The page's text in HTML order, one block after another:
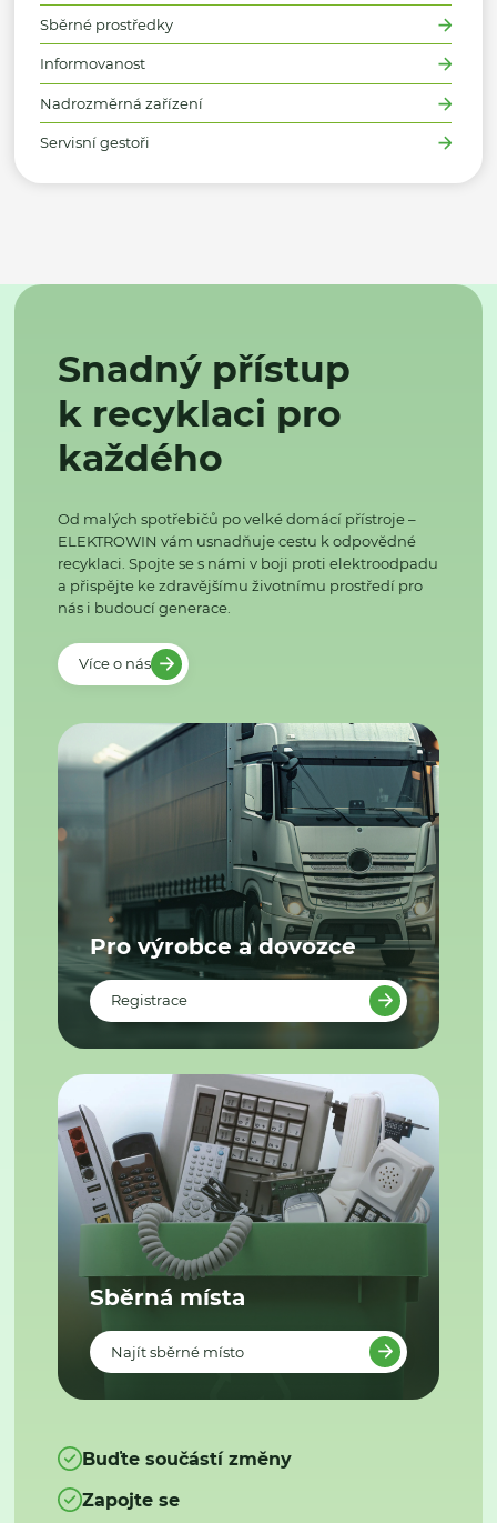
Sběrné prostředky
Informovanost
Nadrozměrná zařízení
Servisní gestoři
Snadný přístup
k recyklaci pro
každého
Od malých spotřebičů po velké domácí přístroje –
ELEKTROWIN vám usnadňuje cestu k odpovědné
recyklaci. Spojte se s námi v boji proti elektroodpadu
a přispějte ke zdravějšímu životnímu prostředí pro
nás i budoucí generace.
Více o nás
Pro výrobce a dovozce
Registrace
Sběrná místa
Najít sběrné místo
Buďte součástí změny
Zapojte se